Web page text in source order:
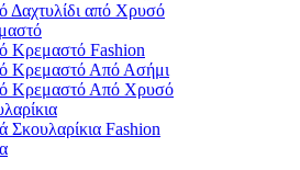
Δαχτυλίδι από Χρυσό
Κρεμαστό Fashion
Κρεμαστό Από Ασήμι
Κρεμαστό Από Χρυσό
Σκουλαρίκια Fashion